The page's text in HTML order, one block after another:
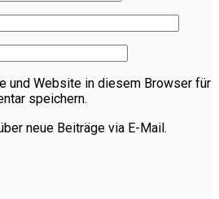
und Website in diesem Browser für
speichern.
neue Beiträge via E-Mail.